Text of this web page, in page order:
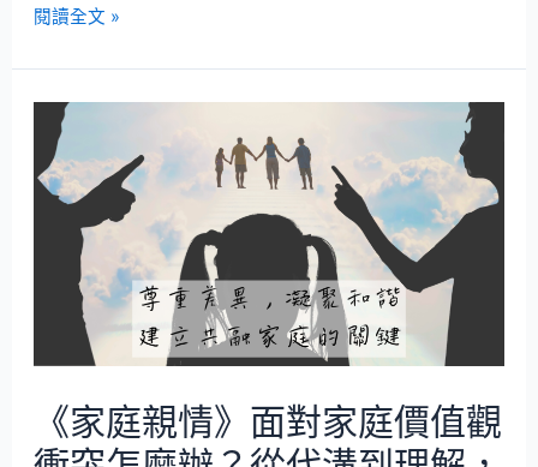
閱讀全文 »
《家庭親情》面對家庭價值觀